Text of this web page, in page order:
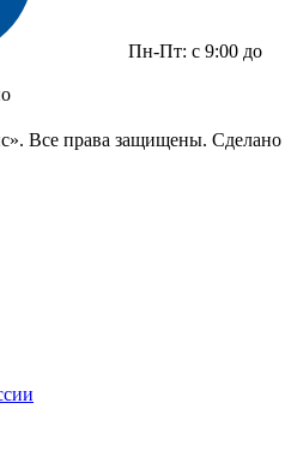
Пн-Пт: с 9:00 до
Все права защищены. Сделано